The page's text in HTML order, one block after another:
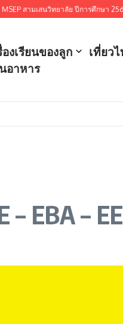
สามเสนวิทยาลัย ปีการศึกษา 2569
องเรียนของลูก
เที่ยว
อาหาร
EBA –